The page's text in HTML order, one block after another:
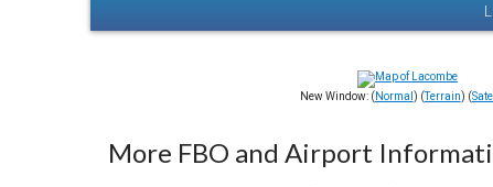
New Window: ( Normal ) (Terrain) (
More FBO and Airport